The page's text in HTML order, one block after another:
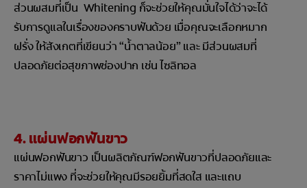
ส่วนผสมที่เป็น Whitening ก็จะช่วยให้คุณมั่นใจได้ว่าจะได้
รับการดูแลในเรื่องของคราบฟันด้วย เมื่อคุณจะเลือกหมาก
ฝรั่ง ให้สังเกตที่เขียนว่า “น้ำตาลน้อย” และ มีส่วนผสมที่
ปลอดภัยต่อสุขภาพช่องปาก เช่น ไซลิทอล
4. แผ่นฟอกฟันขาว
แผ่นฟอกฟันขาว เป็นผลิตภัณฑ์ฟอกฟันขาวที่ปลอดภัยและ
ราคาไม่แพง ที่จะช่วยให้คุณมีรอยยิ้มที่สดใส และแถบ